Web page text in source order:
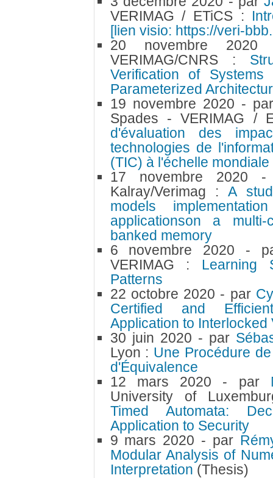
VERIMAG / ETiCS :
[lien visio: https://veri-
20 novembre
VERIMAG/CNRS :
Verification of
Parameterized
19 novembre 2020 -
Spades - VERIMAG /
d'évaluation des
technologies de
(TIC) à l'échelle mondiale
17 novembre 2020
Kalray/Verimag : A
models
applicationson a
banked memory
6 novembre 2020 -
VERIMAG : Learning
Patterns
22 octobre 2020 - par
Certified and
Application to
30 juin 2020 - par
Lyon : Une Procédure
d'Équivalence
12 mars 2020 - par
University of
Timed Automata:
Application to Security
9 mars 2020 - par
Modular Analysis of
Interpretation (Thesis)